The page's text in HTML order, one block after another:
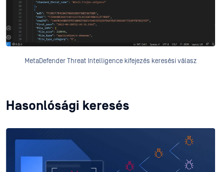
MetaDefender Threat Intelligence kifejezés keresési válasz
Hasonlósági keresés